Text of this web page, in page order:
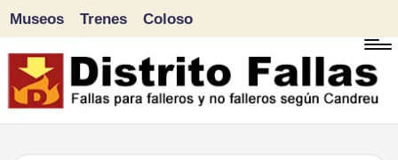
Saltar
al
Museos Trenes Coloso